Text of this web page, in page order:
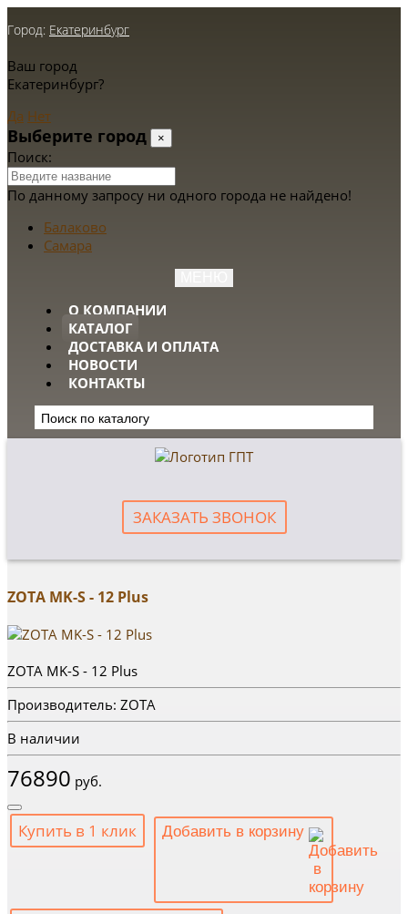
Город: Екатеринбург
Ваш город
Екатеринбург?
Да Нет
Выберите город ×
Поиск:
По данному запросу ни одного города не найдено!
Балаково
Самара
О КОМПАНИИ
КАТАЛОГ
ДОСТАВКА И ОПЛАТА
НОВОСТИ
КОНТАКТЫ
ЗАКАЗАТЬ ЗВОНОК
ZOTA MK-S - 12 Plus
ZOTA MK-S - 12 Plus
Производитель: ZOTA
В наличии
76890 руб.
Купить в 1 клик Добавить в корзину